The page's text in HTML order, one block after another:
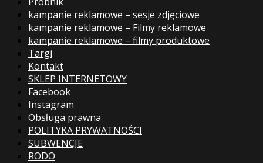
kampanie reklamowe – sesje zdjęciowe
kampanie reklamowe – Filmy reklamowe
kampanie reklamowe – filmy produktowe
Targi
Kontakt
SKLEP INTERNETOWY
Facebook
Instagram
Obsługa prawna
POLITYKA PRYWATNOŚCI
SUBWENCJE
RODO